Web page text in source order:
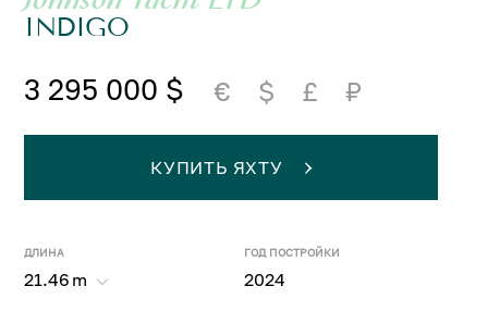
INDIGO
3 295 000 $ € $ £ ₽
ДЛИНА
21.46 m
ГОД ПОСТРОЙКИ
2024
КУПИТЬ ЯХТУ